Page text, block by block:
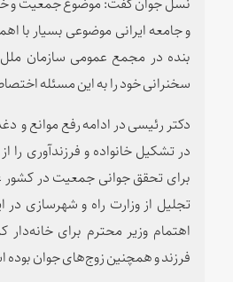
و جامعه ایرانی موضوعی بسیار با
بنده در مجمع عمومی سازمان
سخنرانی خود را به این مسئله
دکتر رئیسی در ادامه رفع موانع و
در تشکیل خانواده و فرزندآوری را
برای تحقق جوانی جمعیت در کشور
تجلیل از وزارت راه و شهرسازی
اهتمام وزیر محترم برای خانه‌دار
فرزند و همچنین زوج‌های جوان